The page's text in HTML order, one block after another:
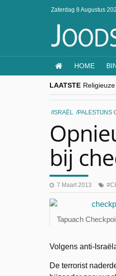
Zaterdag 8 Augustus
HOME
LAATSTE
“Vandaag
ISRAËL PALESTIJNS
bij
7 Maart 2013
Tapuach
Volgens anti-
De terrorist